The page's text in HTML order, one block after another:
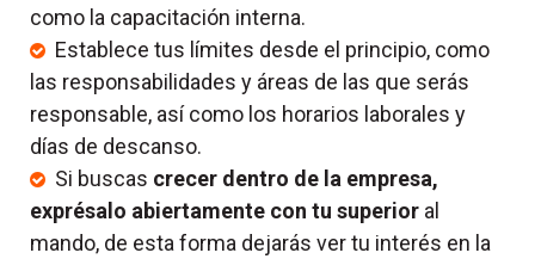
como la capacitación interna.
Establece tus límites desde el principio, como
las responsabilidades y áreas de las que serás
responsable, así como los horarios laborales y
días de descanso.
Si buscas crecer dentro de la empresa,
exprésalo abiertamente con tu superior al
mando, de esta forma dejarás ver tu interés en la